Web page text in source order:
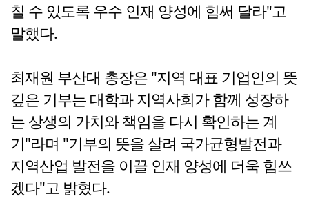
칠 수 있도록 우수 인재 양성에 힘써 달라"고
말했다.
최재원 부산대 총장은 "지역 대표 기업인의 뜻
깊은 기부는 대학과 지역사회가 함께 성장하
는 상생의 가치와 책임을 다시 확인하는 계
기"라며 "기부의 뜻을 살려 국가균형발전과
지역산업 발전을 이끌 인재 양성에 더욱 힘쓰
겠다"고 밝혔다.